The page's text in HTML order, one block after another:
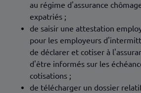
au régime d'assurance
expatriés ;
de saisir une attestation
pour les employeurs
de déclarer et cotiser à
d'être informés sur les
cotisations ;
de télécharger un dossier